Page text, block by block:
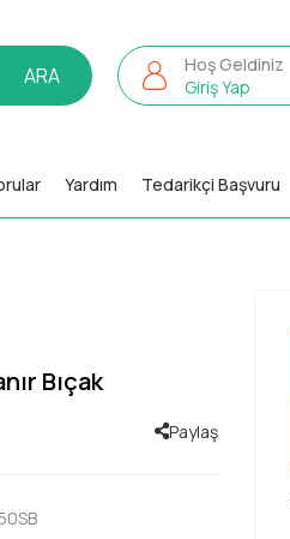
ARA
Hoş Geldiniz
Giriş Yap
Yardım Tedarikçi Başvuru
Bıçak
Paylaş